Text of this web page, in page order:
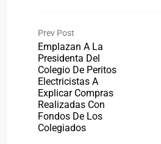
Prev Post
Emplazan A La
Presidenta Del
Colegio De Peritos
Electricistas A
Explicar Compras
Realizadas Con
Fondos De Los
Colegiados